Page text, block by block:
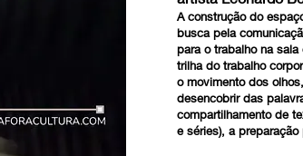
A construção do
busca pela
para o trabalho na
trilha do trabalho
o movimento dos
desencobrir das
compartilhamento de
e séries), a